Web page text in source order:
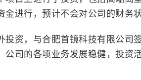
金进行，预计不会对公司的财务
投资，与合肥首镜科技有限公司
公司的各项业务发展稳健，投资